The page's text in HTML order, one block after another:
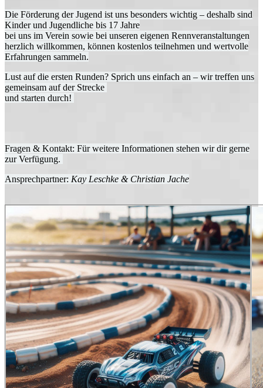
Die Förderung der Jugend ist uns besonders wichtig – deshalb sind
Kinder und Jugendliche bis 17 Jahre
bei uns im Verein sowie bei unseren eigenen Rennveranstaltungen
herzlich willkommen, können kostenlos teilnehmen und wertvolle
Erfahrungen sammeln.
Lust auf die ersten Runden? Sprich uns einfach an – wir treffen uns
gemeinsam auf der Strecke
und starten durch!
Fragen & Kontakt: Für weitere Informationen stehen wir dir gerne
zur Verfügung.
Ansprechpartner: Kay Leschke & Christian Jache